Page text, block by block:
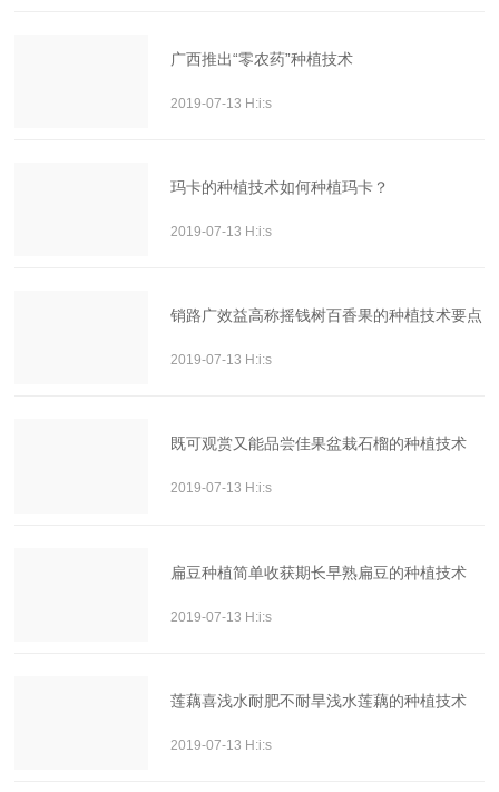
广西推出“零农药”种植技术
2019-07-13 H:i:s
玛卡的种植技术如何种植玛卡？
2019-07-13 H:i:s
销路广效益高称摇钱树百香果的种植技术要点
2019-07-13 H:i:s
既可观赏又能品尝佳果盆栽石榴的种植技术
2019-07-13 H:i:s
扁豆种植简单收获期长早熟扁豆的种植技术
2019-07-13 H:i:s
莲藕喜浅水耐肥不耐旱浅水莲藕的种植技术
2019-07-13 H:i:s